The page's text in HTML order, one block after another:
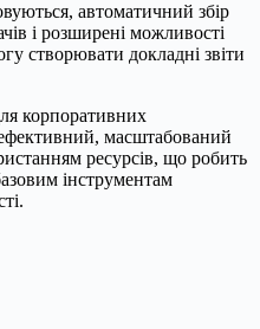
автоматичний збір
і розширені можливості
створювати докладні звіти
корпоративних
масштабований
ресурсів, що робить
інструментам